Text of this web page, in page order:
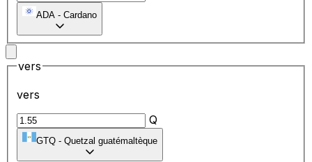
ADA - Cardano
vers
vers
Q
GTQ - Quetzal guatémaltèque